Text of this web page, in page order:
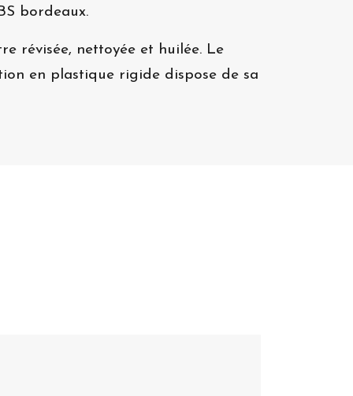
bordeaux.
révisée, nettoyée et huilée. Le
en plastique rigide dispose de sa